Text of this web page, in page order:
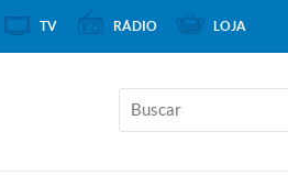
TV RÁDIO LOJA